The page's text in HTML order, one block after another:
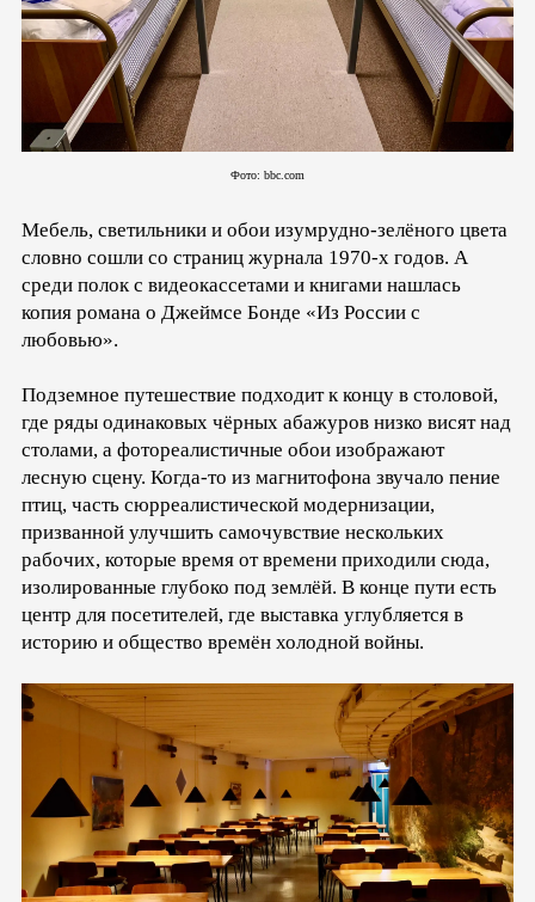
Фото: bbc.com
Мебель, светильники и обои изумрудно-зелёного цвета
словно сошли со страниц журнала 1970-х годов. А
среди полок с видеокассетами и книгами нашлась
копия романа о Джеймсе Бонде «Из России с
любовью».
Подземное путешествие подходит к концу в столовой,
где ряды одинаковых чёрных абажуров низко висят над
столами, а фотореалистичные обои изображают
лесную сцену. Когда-то из магнитофона звучало пение
птиц, часть сюрреалистической модернизации,
призванной улучшить самочувствие нескольких
рабочих, которые время от времени приходили сюда,
изолированные глубоко под землёй. В конце пути есть
центр для посетителей, где выставка углубляется в
историю и общество времён холодной войны.